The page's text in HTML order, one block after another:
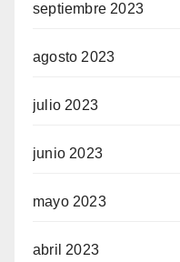
septiembre 2023
agosto 2023
julio 2023
junio 2023
mayo 2023
abril 2023